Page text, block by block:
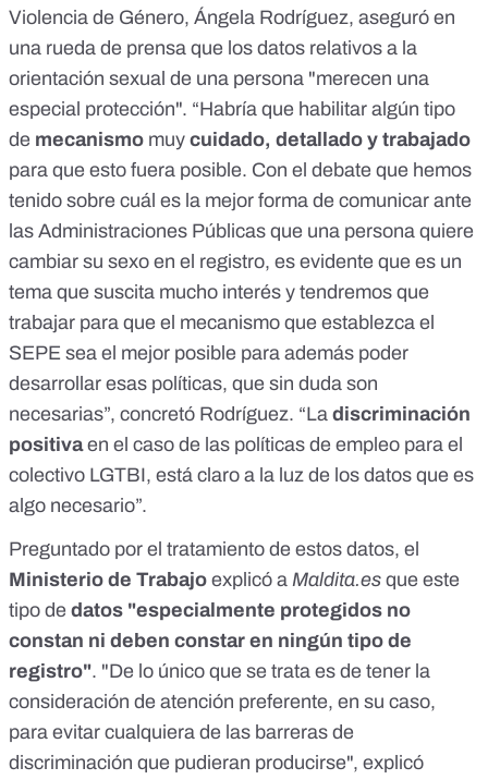
Violencia de Género, Ángela Rodríguez, aseguró en
una rueda de prensa que los datos relativos a la
orientación sexual de una persona "merecen una
especial protección". “Habría que habilitar algún tipo
de mecanismo muy cuidado, detallado y trabajado
para que esto fuera posible. Con el debate que hemos
tenido sobre cuál es la mejor forma de comunicar ante
las Administraciones Públicas que una persona quiere
cambiar su sexo en el registro, es evidente que es un
tema que suscita mucho interés y tendremos que
trabajar para que el mecanismo que establezca el
SEPE sea el mejor posible para además poder
desarrollar esas políticas, que sin duda son
necesarias”, concretó Rodríguez. “La discriminación
positivaen el caso de las políticas de empleo para el
colectivo LGTBI, está claro a la luz de los datos que es
algo necesario”.
Preguntado por el tratamiento de estos datos, el
Ministerio de Trabajo explicó a Maldita.es que este
tipo de datos "especialmente protegidos no
constan ni deben constar en ningún tipo de
registro". "De lo único que se trata es de tener la
consideración de atención preferente, en su caso,
para evitar cualquiera de las barreras de
discriminación que pudieran producirse", explicó